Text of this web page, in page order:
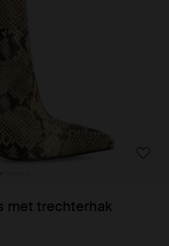
met trechterhak